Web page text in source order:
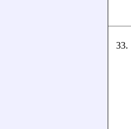
33.